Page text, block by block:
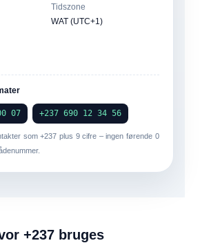
Tidszone
WAT (UTC+1)
07 +237 690 12 34 56
som+237 plus 9 cifre – ingen førende 0
+237 bruges